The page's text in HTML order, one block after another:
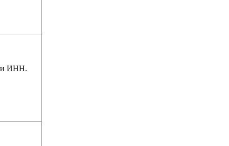
и ИНН.